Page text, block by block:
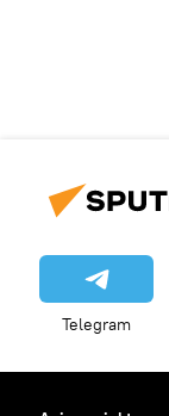
Telegram